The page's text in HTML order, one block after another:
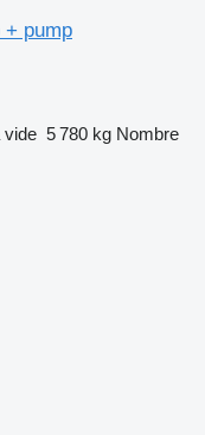
+ pump
vide 5 780 kg Nombre